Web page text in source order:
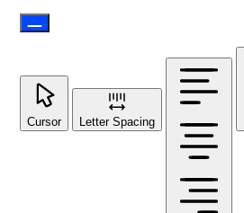
Cursor Letter Spacing